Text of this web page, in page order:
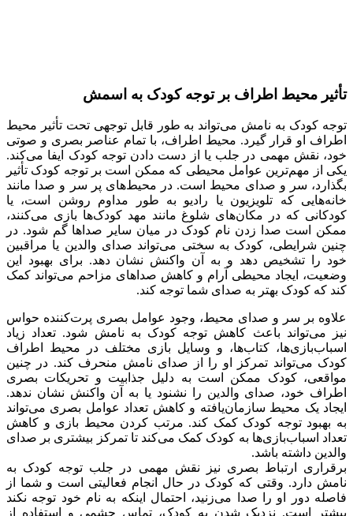
تأثیر محیط اطراف بر توجه کودک به اسمش
توجه کودک به نامش می‌تواند به طور قابل توجهی تحت تأثیر محیط
اطراف او قرار گیرد. محیط اطراف، با تمام عناصر بصری و صوتی
خود، نقش مهمی در جلب یا از دست دادن توجه کودک ایفا می‌کند.
یکی از مهم‌ترین عوامل محیطی که ممکن است بر توجه کودک تأثیر
بگذارد، سر و صدای محیط است. در محیط‌های پر سر و صدا مانند
خانه‌هایی که تلویزیون یا رادیو به طور مداوم روشن است، یا
کودکانی که در مکان‌های شلوغ مانند مهد کودک‌ها بازی می‌کنند،
ممکن است صدا زدن نام کودک در میان سایر صداها گم شود. در
چنین شرایطی، کودک به سختی می‌تواند صدای والدین یا مراقبین
خود را تشخیص دهد و به آن واکنش نشان دهد. برای بهبود این
وضعیت، ایجاد محیطی آرام و کاهش صداهای مزاحم می‌تواند کمک
کند که کودک بهتر به صدای شما توجه کند.
علاوه بر سر و صدای محیط، وجود عوامل بصری پرت‌کننده حواس
نیز می‌تواند باعث کاهش توجه کودک به نامش شود. تعداد زیاد
اسباب‌بازی‌ها، کتاب‌ها، و وسایل بازی مختلف در محیط اطراف
کودک می‌تواند تمرکز او را از صدای نامش منحرف کند. در چنین
مواقعی، کودک ممکن است به دلیل جذابیت و تحریکات بصری
اطراف خود، صدای والدین را نشنود یا به آن واکنش نشان ندهد.
ایجاد یک محیط سازمان‌یافته و کاهش تعداد عوامل بصری می‌تواند
به بهبود توجه کودک کمک کند. مرتب کردن محیط بازی و کاهش
تعداد اسباب‌بازی‌ها به کودک کمک می‌کند تا تمرکز بیشتری بر صدای
والدین داشته باشد.
برقراری ارتباط بصری نیز نقش مهمی در جلب توجه کودک به
نامش دارد. وقتی که کودک در حال انجام فعالیتی است و شما از
فاصله دور او را صدا می‌زنید، احتمال اینکه به نام خود توجه نکند
بیشتر است. نزدیک شدن به کودک، تماس چشمی و استفاده از